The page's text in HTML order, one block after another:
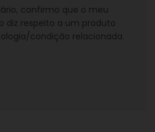
confirmo que o meu
diz respeito a um produto
condição relacionada.